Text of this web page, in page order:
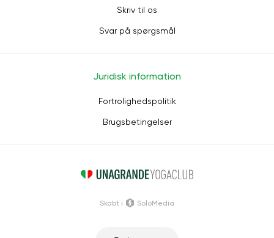
Skriv til os
Svar på spørgsmål
Juridisk information
Fortrolighedspolitik
Brugsbetingelser
Skabt i SoloMedia